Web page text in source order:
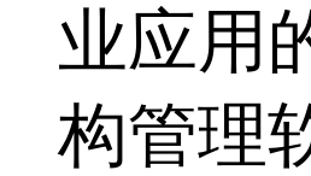
业应用
构管理